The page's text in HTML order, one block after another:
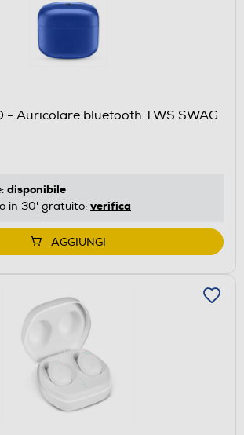
- Auricolare bluetooth TWS SWAG
disponibile
in 30' gratuito: verifica
AGGIUNGI